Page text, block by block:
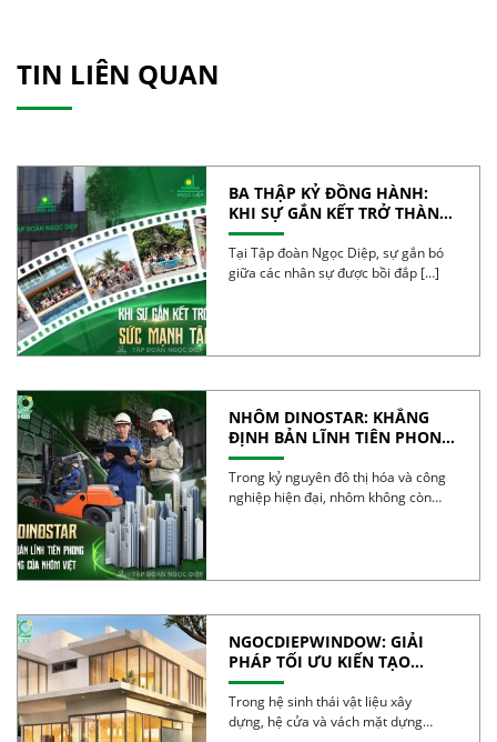
TIN LIÊN QUAN
BA THẬP KỶ ĐỒNG HÀNH:
KHI SỰ GẮN KẾT TRỞ THÀNH
SỨC MẠNH TẬP THỂ
Tại Tập đoàn Ngọc Diệp, sự gắn bó
giữa các nhân sự được bồi đắp […]
NHÔM DINOSTAR: KHẲNG
ĐỊNH BẢN LĨNH TIÊN PHONG
VÀ CHẤT LƯỢNG CỦA NHÔM
VIỆT
Trong kỷ nguyên đô thị hóa và công
nghiệp hiện đại, nhôm không còn
NGOCDIEPWINDOW: GIẢI
PHÁP TỐI ƯU KIẾN TẠO
CÔNG TRÌNH XANH
Trong hệ sinh thái vật liệu xây
dựng, hệ cửa và vách mặt dựng